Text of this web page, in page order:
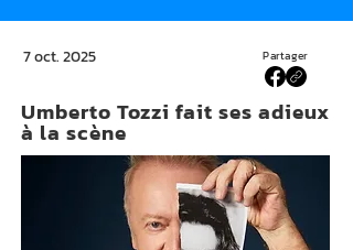
Partager
7 oct. 2025
Umberto Tozzi fait ses adieux
à la scène